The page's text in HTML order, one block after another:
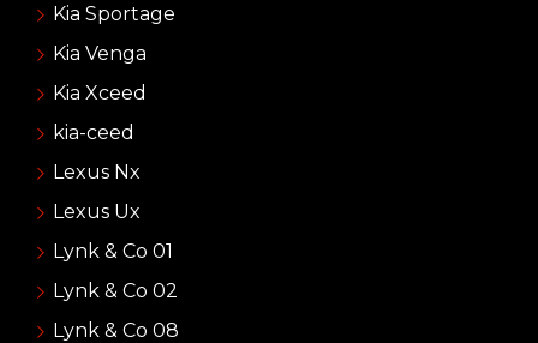
Kia Sportage
Kia Venga
Kia Xceed
kia-ceed
Lexus Nx
Lexus Ux
Lynk & Co 01
Lynk & Co 02
Lynk & Co 08